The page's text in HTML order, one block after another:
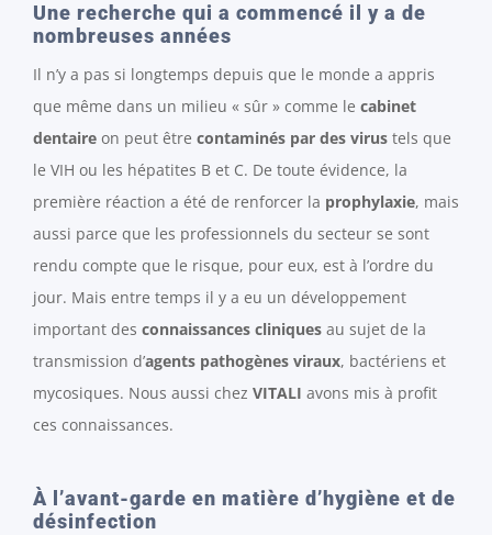
Une recherche qui a commencé il y a de
nombreuses années
Il n’y a pas si longtemps depuis que le monde a appris
que même dans un milieu « sûr » comme le cabinet
dentaire on peut être contaminés par des virus tels que
le VIH ou les hépatites B et C. De toute évidence, la
première réaction a été de renforcer la prophylaxie, mais
aussi parce que les professionnels du secteur se sont
rendu compte que le risque, pour eux, est à l’ordre du
jour. Mais entre temps il y a eu un développement
important des connaissances cliniques au sujet de la
transmission d’agents pathogènes viraux, bactériens et
mycosiques. Nous aussi chez VITALI avons mis à profit
ces connaissances.
À l’avant-garde en matière d’hygiène et de
désinfection